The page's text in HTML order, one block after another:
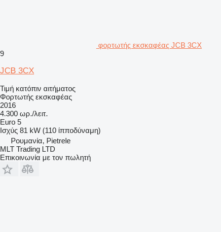
φορτωτής εκσκαφέας JCB 3CX
9
JCB 3CX
Τιμή κατόπιν αιτήματος
Φορτωτής εκσκαφέας
2016
4.300 ωρ./λειτ.
Euro 5
Ισχύς 81 kW (110 ίπποδύναμη)
Ρουμανία, Pietrele
MLT Trading LTD
Επικοινωνία με τον πωλητή